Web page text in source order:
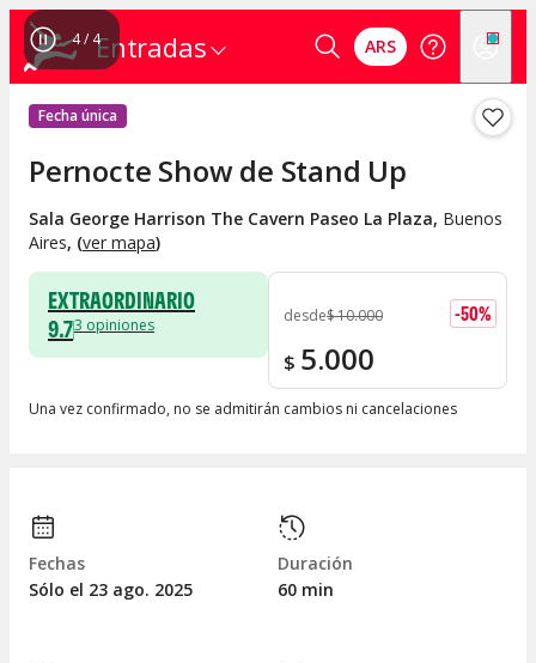
Entradas ARS
4/ 4
Fecha única
Pernocte Show de Stand Up
Sala George Harrison The Cavern Paseo La Plaza, Buenos
Aires, (ver mapa)
EXTRAORDINARIO
9.73 opiniones desde$10.000 -50%
$ 5.000
Una vez confirmado, no se admitirán cambios ni cancelaciones
Fechas
Sólo el 23 ago. 2025
Duración
60 min